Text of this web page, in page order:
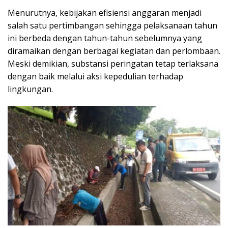
Menurutnya, kebijakan efisiensi anggaran menjadi
salah satu pertimbangan sehingga pelaksanaan tahun
ini berbeda dengan tahun-tahun sebelumnya yang
diramaikan dengan berbagai kegiatan dan perlombaan.
Meski demikian, substansi peringatan tetap terlaksana
dengan baik melalui aksi kepedulian terhadap
lingkungan.